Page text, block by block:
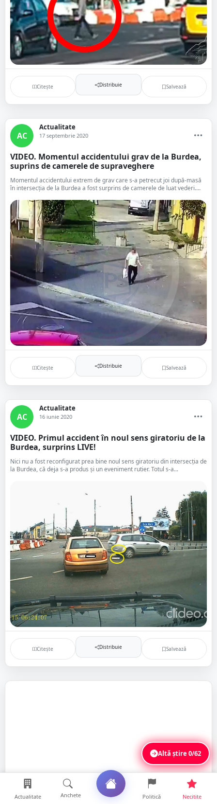
Citește Distribuie Salvează
AC
Actualitate
17 septembrie 2020
VIDEO. Momentul accidentului grav de la Burdea,
suprins de camerele de supraveghere
Momentul accidentului extrem de grav care s-a petrecut joi după-masă
în intersecția de la Burdea a fost surprins de camerele de luat vederi....
Citește Distribuie Salvează
AC
Actualitate
16 iunie 2020
VIDEO. Primul accident în noul sens giratoriu de la
Burdea, surprins LIVE!
Nici nu a fost reconfigurat prea bine noul sens giratoriu din intersecția de
la Burdea, că deja s-a produs și un eveniment rutier. Totul s-a...
Citește Distribuie Salvează
Altă știre0/62
Actualitate Anchete Politică Necitite